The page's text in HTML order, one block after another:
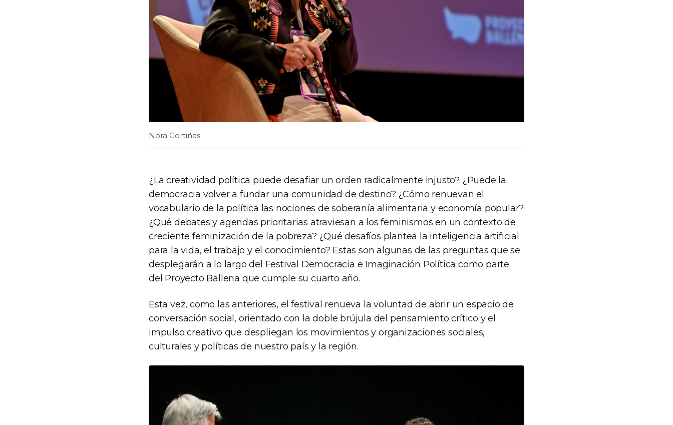
Nora Cortiñas
¿La creatividad política puede desafiar un orden radicalmente injusto? ¿Puede la
democracia volver a fundar una comunidad de destino? ¿Cómo renuevan el
vocabulario de la política las nociones de soberanía alimentaria y economía popular?
¿Qué debates y agendas prioritarias atraviesan a los feminismos en un contexto de
creciente feminización de la pobreza? ¿Qué desafíos plantea la inteligencia artificial
para la vida, el trabajo y el conocimiento? Estas son algunas de las preguntas que se
desplegarán a lo largo del Festival Democracia e Imaginación Política como parte
del Proyecto Ballena que cumple su cuarto año.
Esta vez, como las anteriores, el festival renueva la voluntad de abrir un espacio de
conversación social, orientado con la doble brújula del pensamiento crítico y el
impulso creativo que despliegan los movimientos y organizaciones sociales,
culturales y políticas de nuestro país y la región.